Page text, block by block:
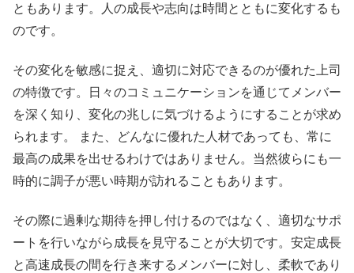
ともあります。人の成長や志向は時間とともに変化するも
のです。
その変化を敏感に捉え、適切に対応できるのが優れた上司
の特徴です。日々のコミュニケーションを通じてメンバー
を深く知り、変化の兆しに気づけるようにすることが求め
られます。 また、どんなに優れた人材であっても、常に
最高の成果を出せるわけではありません。当然彼らにも一
時的に調子が悪い時期が訪れることもあります。
その際に過剰な期待を押し付けるのではなく、適切なサポ
ートを行いながら成長を見守ることが大切です。安定成長
と高速成長の間を行き来するメンバーに対し、柔軟であり